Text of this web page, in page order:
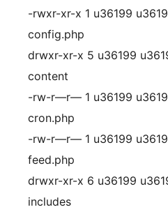
-rwxr-xr-x 1 u36199
config.php
drwxr-xr-x 5 u36199
content
-rw-r—r— 1 u36199
cron.php
-rw-r—r— 1 u36199
feed.php
drwxr-xr-x 6 u36199
includes